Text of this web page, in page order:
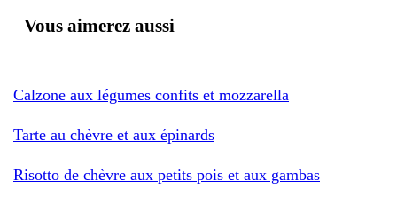
Vous aimerez aussi
Calzone aux légumes confits et mozzarella
Tarte au chèvre et aux épinards
Risotto de chèvre aux petits pois et aux gambas